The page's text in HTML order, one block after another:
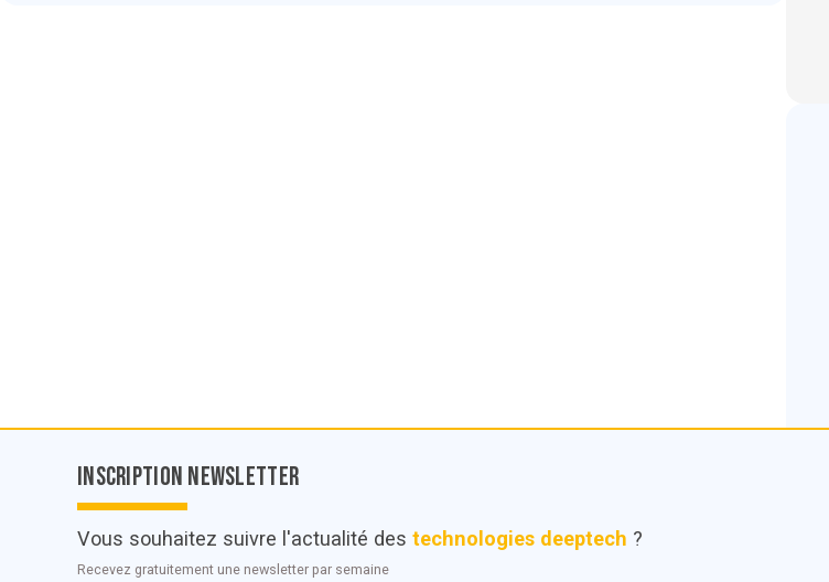
© POC Media 2026
Inscription Newsletter
Vous souhaitez suivre l'actualité des technologies deeptech ?
Recevez gratuitement une newsletter par semaine